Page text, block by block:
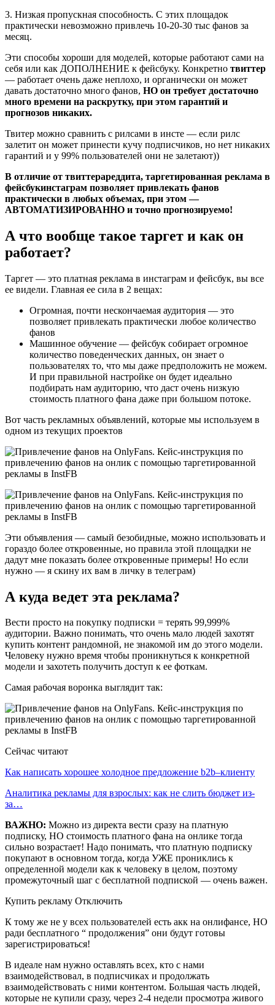
3. Низкая пропускная способность. С этих площадок
практически невозможно привлечь 10-20-30 тыс фанов за
месяц.
Эти способы хороши для моделей, которые работают сами на
себя или как ДОПОЛНЕНИЕ к фейсбуку. Конкретно твиттер
— работает очень даже неплохо, и органически он может
давать достаточно много фанов, НО он требует достаточно
много времени на раскрутку, при этом гарантий и
прогнозов никаких.
Твитер можно сравнить с рилсами в инсте — если рилс
залетит он может принести кучу подписчиков, но нет никаких
гарантий и у 99% пользователей они не залетают))
В отличие от твиттерареддита, таргетированная реклама в
фейсбукинстаграм позволяет привлекать фанов
практически в любых объемах, при этом —
АВТОМАТИЗИРОВАННО и точно прогнозируемо!
А что вообще такое таргет и как он
работает?
Таргет — это платная реклама в инстаграм и фейсбук, вы все
ее видели. Главная ее сила в 2 вещах:
Огромная, почти нескончаемая аудитория — это
позволяет привлекать практически любое количество
фанов
Машинное обучение — фейсбук собирает огромное
количество поведенческих данных, он знает о
пользователях то, что мы даже предположить не можем.
И при правильной настройке он будет идеально
подбирать нам аудиторию, что даст очень низкую
стоимость платного фана даже при большом потоке.
Вот часть рекламных объявлений, которые мы используем в
одном из текущих проектов
Эти объявления — самый безобидные, можно использовать и
гораздо более откровенные, но правила этой площадки не
дадут мне показать более откровенные примеры! Но если
нужно — я скину их вам в личку в телеграм)
А куда ведет эта реклама?
Вести просто на покупку подписки = терять 99,999%
аудитории. Важно понимать, что очень мало людей захотят
купить контент рандомной, не знакомой им до этого модели.
Человеку нужно время чтобы проникнуться к конкретной
модели и захотеть получить доступ к ее фоткам.
Самая рабочая воронка выглядит так:
Сейчас читают
Как написать хорошее холодное предложение b2b–клиенту
Аналитика рекламы для взрослых: как не слить бюджет из-
за…
ВАЖНО: Можно из директа вести сразу на платную
подписку, НО стоимость платного фана на онлике тогда
сильно возрастает! Надо понимать, что платную подписку
покупают в основном тогда, когда УЖЕ прониклись к
определенной модели как к человеку в целом, поэтому
промежуточный шаг с бесплатной подпиской — очень важен.
Купить рекламу Отключить
К тому же не у всех пользователей есть акк на онлифансе, НО
ради бесплатного “ продолжения” они будут готовы
зарегистрироваться!
В идеале нам нужно оставлять всех, кто с нами
взаимодействовал, в подписчиках и продолжать
взаимодействовать с ними контентом. Большая часть людей,
которые не купили сразу, через 2-4 недели просмотра живого